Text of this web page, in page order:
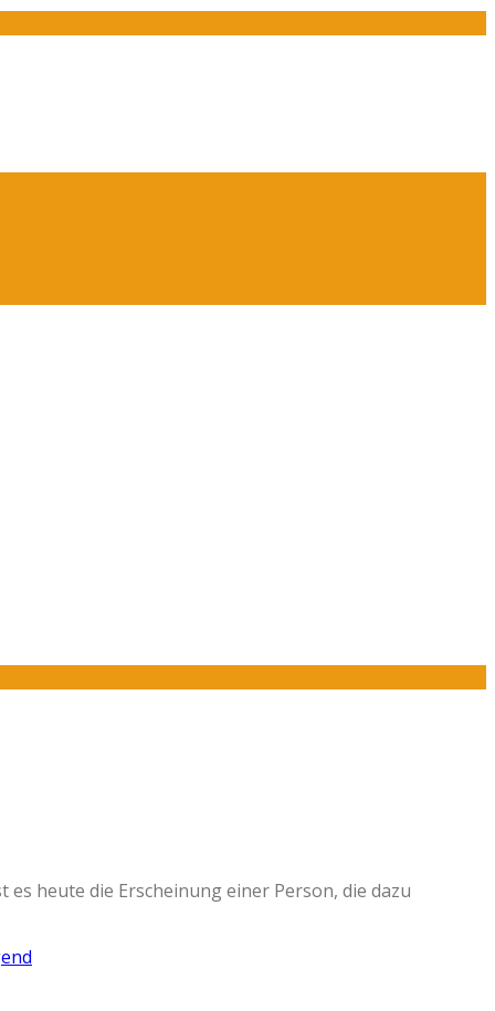
heute die Erscheinung einer Person, die dazu